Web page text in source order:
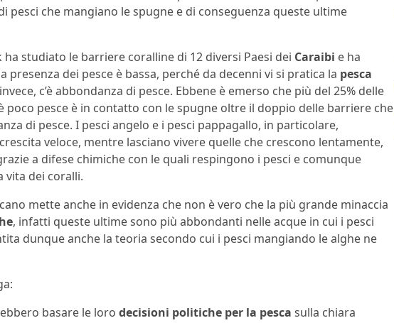
pesci che mangiano le spugne e di conseguenza queste ultime
studiato le barriere coralline di 12 diversi Paesi dei Caraibi e ha
presenza dei pesce è bassa, perché da decenni vi si pratica la pesca
c’è abbondanza di pesce. Ebbene è emerso che più del 25% delle
poco pesce è in contatto con le spugne oltre il doppio delle barriere che
di pesce. I pesci angelo e i pesci pappagallo, in particolare,
veloce, mentre lasciano vivere quelle che crescono lentamente,
a difese chimiche con le quali respingono i pesci e comunque
vita dei coralli.
mette anche in evidenza che non è vero che la più grande minaccia
, infatti queste ultime sono più abbondanti nelle acque in cui i pesci
dunque anche la teoria secondo cui i pesci mangiando le alghe ne
basare le loro decisioni politiche per la pesca sulla chiara